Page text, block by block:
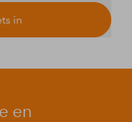
in
en